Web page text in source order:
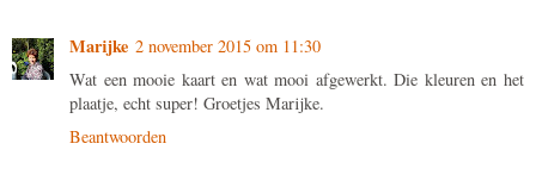
Marijke 2 november 2015 om 11:30
Wat een mooie kaart en wat mooi afgewerkt. Die kleuren en het
plaatje, echt super! Groetjes Marijke.
Beantwoorden